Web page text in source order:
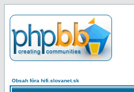
Obsah fóra hifi.slovanet.sk